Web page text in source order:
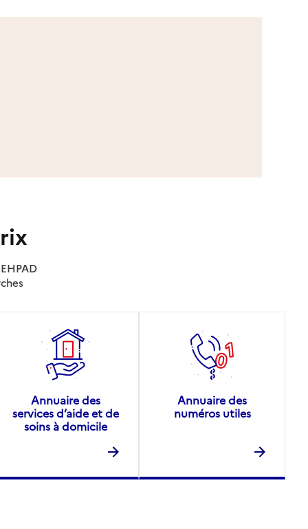
Annuaire des
services d’aide et de
soins à domicile
Annuaire des
numéros utiles